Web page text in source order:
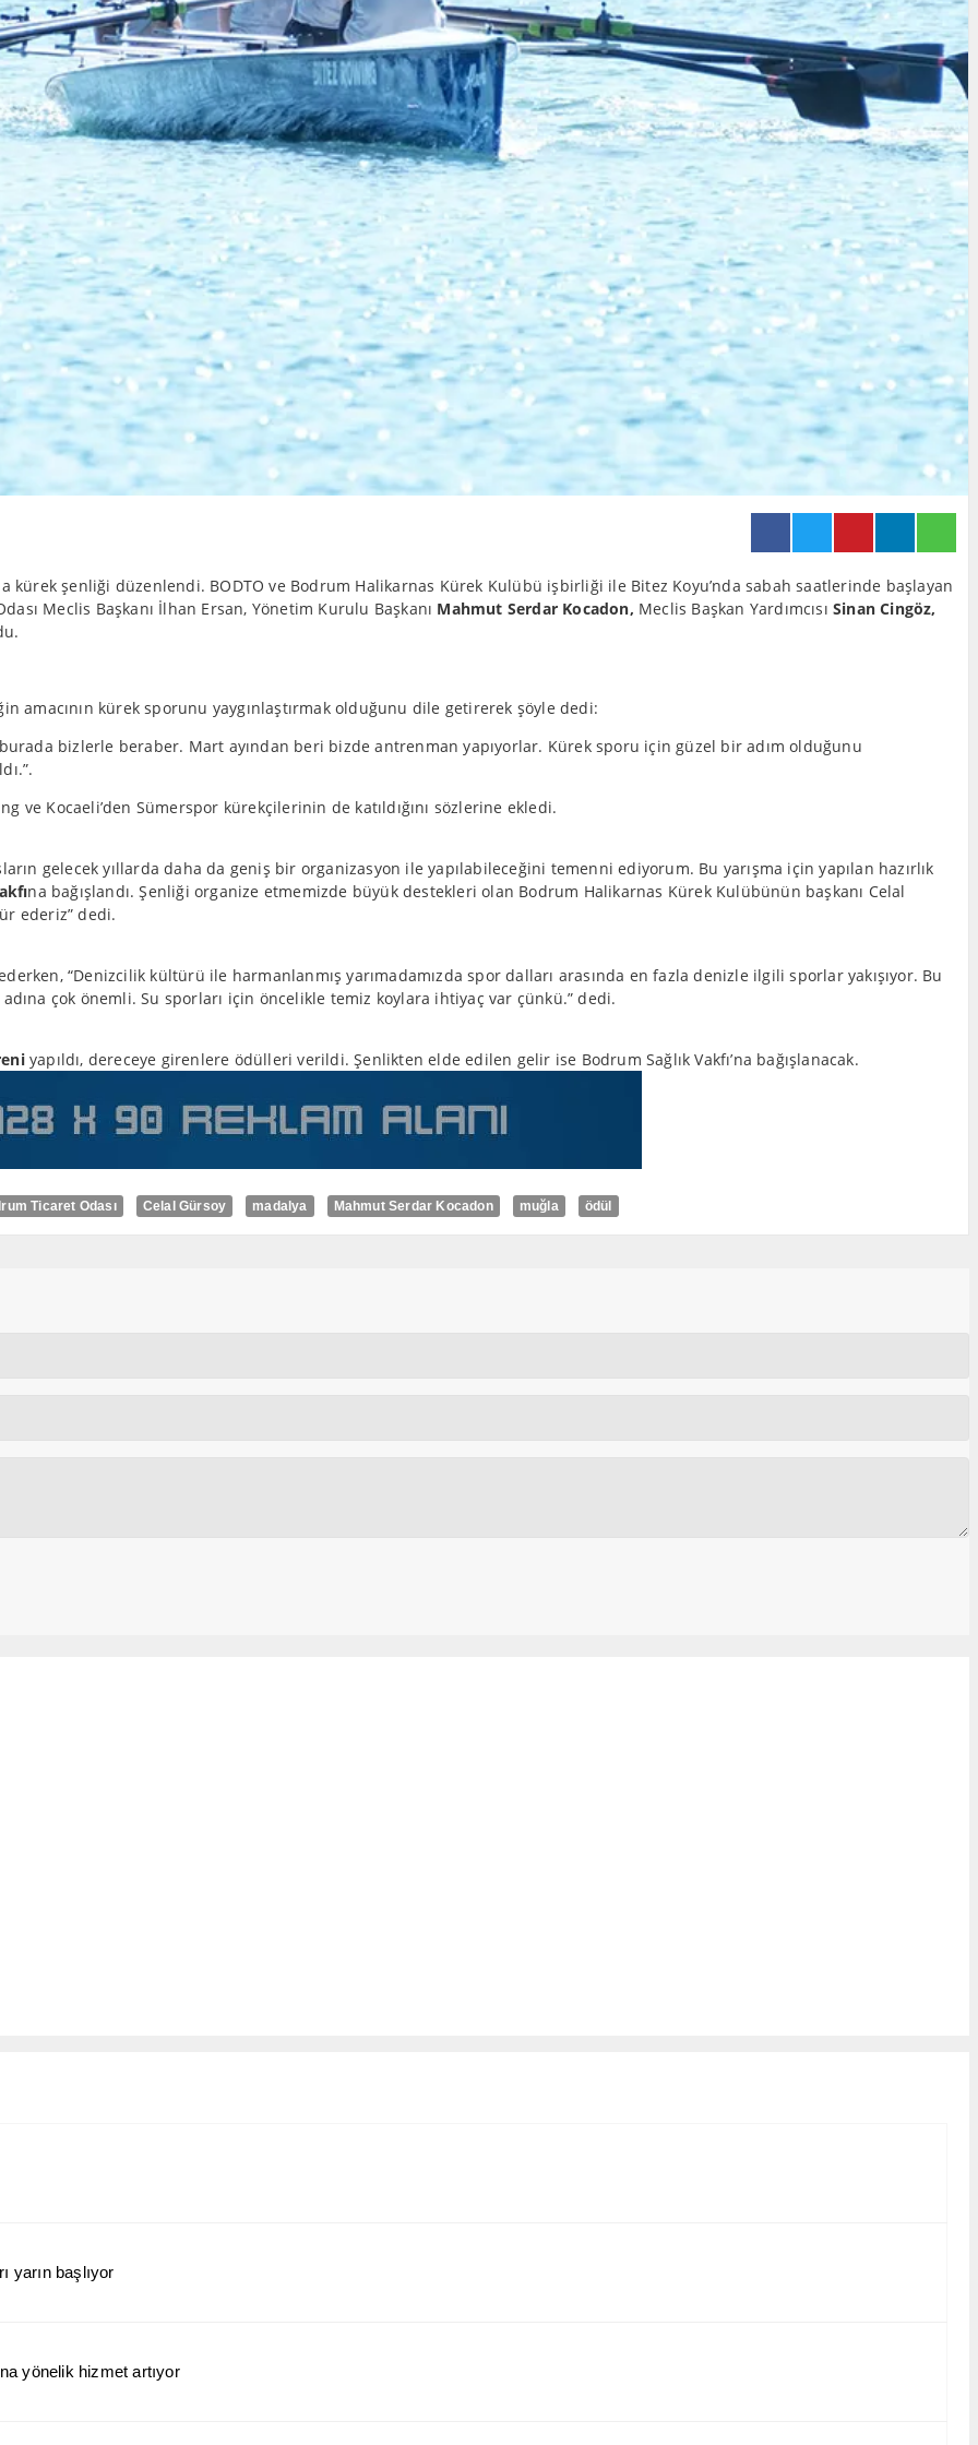
kürek şenliği düzenlendi. BODTO ve Bodrum Halikarnas Kürek Kulübü işbirliği ile Bitez Koyu’nda sabah saatlerinde başlayan
Meclis Başkanı İlhan Ersan, Yönetim Kurulu Başkanı Mahmut Serdar Kocadon, Meclis Başkan YardımcısıSinan Cingöz,
amacının kürek sporunu yaygınlaştırmak olduğunu dile getirerek şöyle dedi:
bizlerle beraber. Mart ayından beri bizde antrenman yapıyorlar. Kürek sporu için güzel bir adım olduğunu
ve Kocaeli’den Sümerspor kürekçilerinin de katıldığını sözlerine ekledi.
gelecek yıllarda daha da geniş bir organizasyon ile yapılabileceğini temenni ediyorum. Bu yarışma için yapılan hazırlık
na bağışlandı. Şenliği organize etmemizde büyük destekleri olan Bodrum Halikarnas Kürek Kulübünün başkanı Celal
ederiz” dedi.
“Denizcilik kültürü ile harmanlanmış yarımadamızda spor dalları arasında en fazla denizle ilgili sporlar yakışıyor. Bu
çok önemli. Su sporları için öncelikle temiz koylara ihtiyaç var çünkü.” dedi.
yapıldı, dereceye girenlere ödülleri verildi. Şenlikten elde edilen gelir ise Bodrum Sağlık Vakfı’na bağışlanacak.
Ticaret Odası Celal Gürsoy madalya Mahmut Serdar Kocadon muğla ödül
yarın başlıyor
yönelik hizmet artıyor